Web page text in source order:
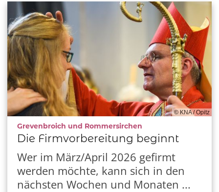
© KNA / Opitz
Grevenbroich und Rommersirchen
Die Firmvorbereitung beginnt
Wer im März/April 2026 gefirmt
werden möchte, kann sich in den
nächsten Wochen und Monaten ...